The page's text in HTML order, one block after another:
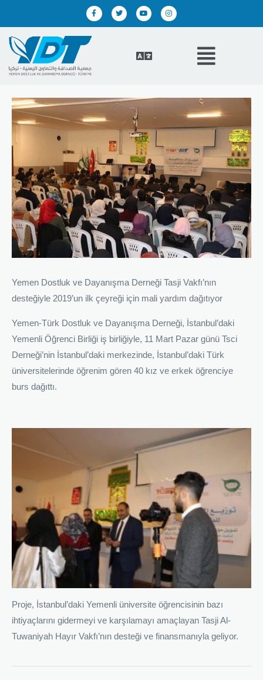
Yemen Dostluk ve Dayanışma Derneği Tasji Vakfı’nın
desteğiyle 2019’un ilk çeyreği için mali yardım dağıtıyor
Yemen-Türk Dostluk ve Dayanışma Derneği, İstanbul’daki
Yemenli Öğrenci Birliği iş birliğiyle, 11 Mart Pazar günü Tsci
Derneği’nin İstanbul’daki merkezinde, İstanbul’daki Türk
üniversitelerinde öğrenim gören 40 kız ve erkek öğrenciye
burs dağıttı.
Proje, İstanbul’daki Yemenli üniversite öğrencisinin bazı
ihtiyaçlarını gidermeyi ve karşılamayı amaçlayan Tasji Al-
Tuwaniyah Hayır Vakfı’nın desteği ve finansmanıyla geliyor.